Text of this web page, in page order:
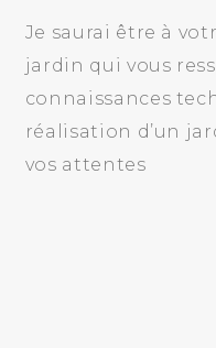
Je saurai être à
jardin qui vous
connaissances
réalisation d’un
vos attentes